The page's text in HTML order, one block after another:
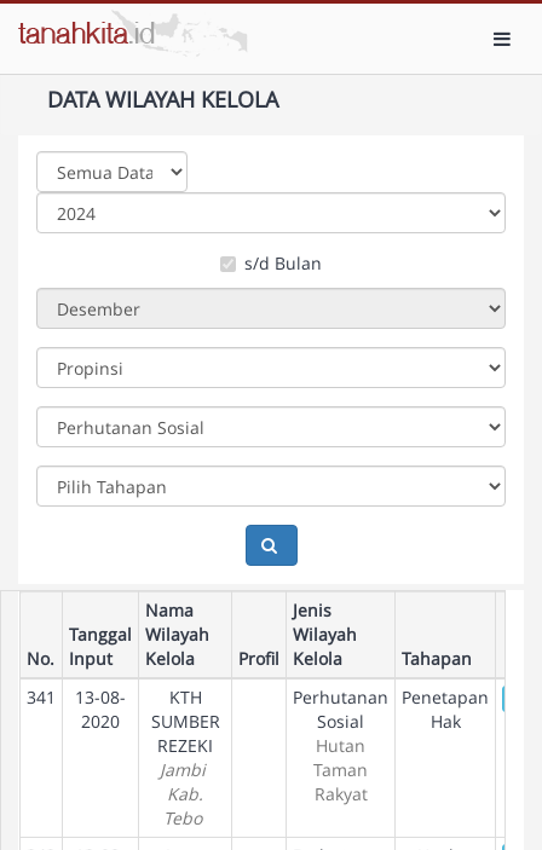
DATA WILAYAH KELOLA
s/d Bulan
No.
Tanggal
Input
Nama
Wilayah
Kelola
Profil
Jenis
Wilayah
Kelola
Tahapan
341
13-08-
2020
KTH
SUMBER
REZEKI
Jambi
Kab.
Tebo
Perhutanan
Sosial
Hutan
Taman
Rakyat
Penetapan
Hak